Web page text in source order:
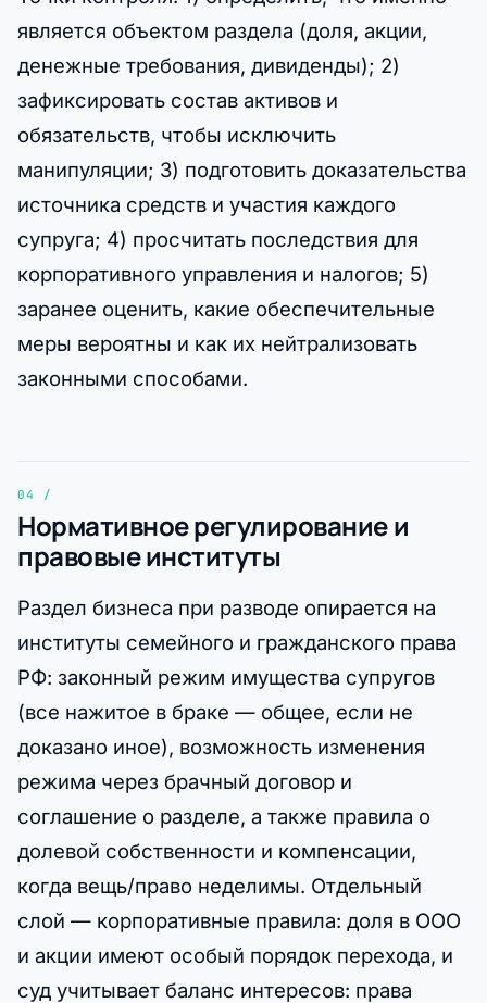
является объектом раздела (доля, акции,
денежные требования, дивиденды); 2)
зафиксировать состав активов и
обязательств, чтобы исключить
манипуляции; 3) подготовить доказательства
источника средств и участия каждого
супруга; 4) просчитать последствия для
корпоративного управления и налогов; 5)
заранее оценить, какие обеспечительные
меры вероятны и как их нейтрализовать
законными способами.
Нормативное регулирование и
правовые институты
Раздел бизнеса при разводе опирается на
институты семейного и гражданского права
РФ: законный режим имущества супругов
(все нажитое в браке — общее, если не
доказано иное), возможность изменения
режима через брачный договор и
соглашение о разделе, а также правила о
долевой собственности и компенсации,
когда вещь/право неделимы. Отдельный
слой — корпоративные правила: доля в ООО
и акции имеют особый порядок перехода, и
суд учитывает баланс интересов: права